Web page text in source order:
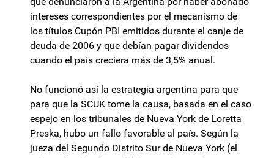
intereses correspondientes por el mecanismo de
los títulos Cupón PBI emitidos durante el canje de
deuda de 2006 y que debían pagar dividendos
cuando el país creciera más de 3,5% anual.
No funcionó así la estrategia argentina para que
para que la SCUK tome la causa, basada en el caso
espejo en los tribunales de Nueva York de Loretta
Preska, hubo un fallo favorable al país. Según la
jueza del Segundo Distrito Sur de Nueva York (el